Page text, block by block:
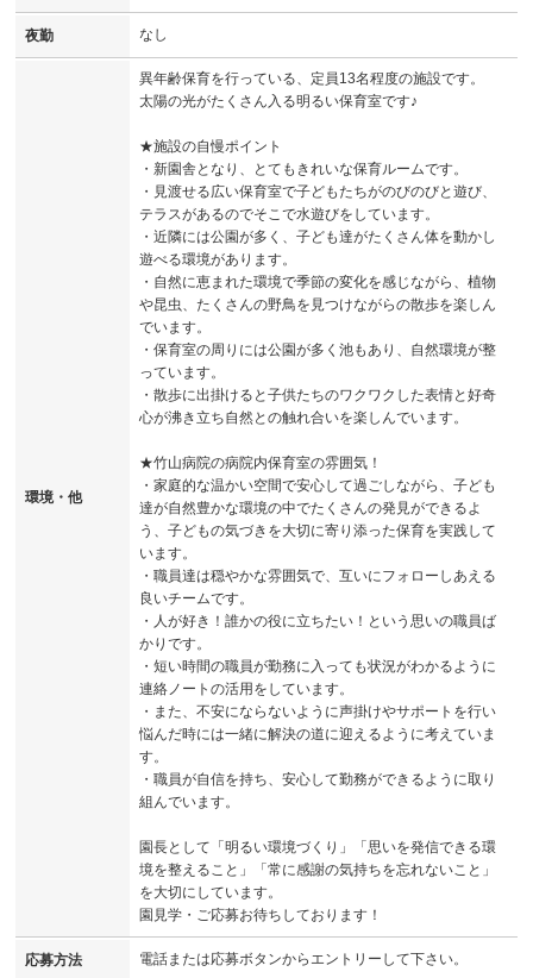
夜勤 なし
環境・他
異年齢保育を行っている、定員13名程度の施設です。
太陽の光がたくさん入る明るい保育室です♪
★施設の自慢ポイント
・新園舎となり、とてもきれいな保育ルームです。
・見渡せる広い保育室で子どもたちがのびのびと遊び、
テラスがあるのでそこで水遊びをしています。
・近隣には公園が多く、子ども達がたくさん体を動かし
遊べる環境があります。
・自然に恵まれた環境で季節の変化を感じながら、植物
や昆虫、たくさんの野鳥を見つけながらの散歩を楽しん
でいます。
・保育室の周りには公園が多く池もあり、自然環境が整
っています。
・散歩に出掛けると子供たちのワクワクした表情と好奇
心が沸き立ち自然との触れ合いを楽しんでいます。
★竹山病院の病院内保育室の雰囲気！
・家庭的な温かい空間で安心して過ごしながら、子ども
達が自然豊かな環境の中でたくさんの発見ができるよ
う、子どもの気づきを大切に寄り添った保育を実践して
います。
・職員達は穏やかな雰囲気で、互いにフォローしあえる
良いチームです。
・人が好き！誰かの役に立ちたい！という思いの職員ば
かりです。
・短い時間の職員が勤務に入っても状況がわかるように
連絡ノートの活用をしています。
・また、不安にならないように声掛けやサポートを行い
悩んだ時には一緒に解決の道に迎えるように考えていま
す。
・職員が自信を持ち、安心して勤務ができるように取り
組んでいます。
園長として「明るい環境づくり」「思いを発信できる環
境を整えること」「常に感謝の気持ちを忘れないこと」
を大切にしています。
園見学・ご応募お待ちしております！
応募方法 電話または応募ボタンからエントリーして下さい。